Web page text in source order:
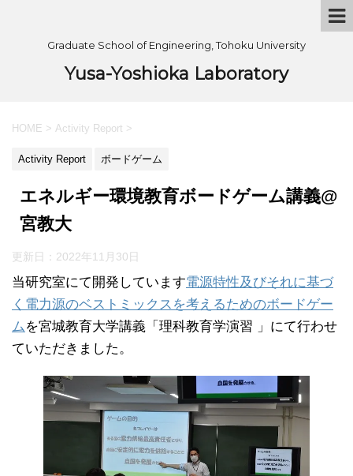
Graduate School of Engineering, Tohoku University
Yusa-Yoshioka Laboratory
HOME > Activity Report >
Activity Report ボードゲーム
エネルギー環境教育ボードゲーム講義@
宮教大
更新日： 2022年11月30日
当研究室にて開発しています電源特性及びそれに基づ
く電力源のベストミックスを考えるためのボードゲー
ムを宮城教育大学講義「理科教育学演習 」にて行わせ
ていただきました。